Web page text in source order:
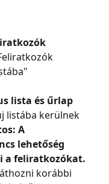
lista és űrlap
listába kerülnek
A
lehetőség
a feliratkozókat.
korábbi